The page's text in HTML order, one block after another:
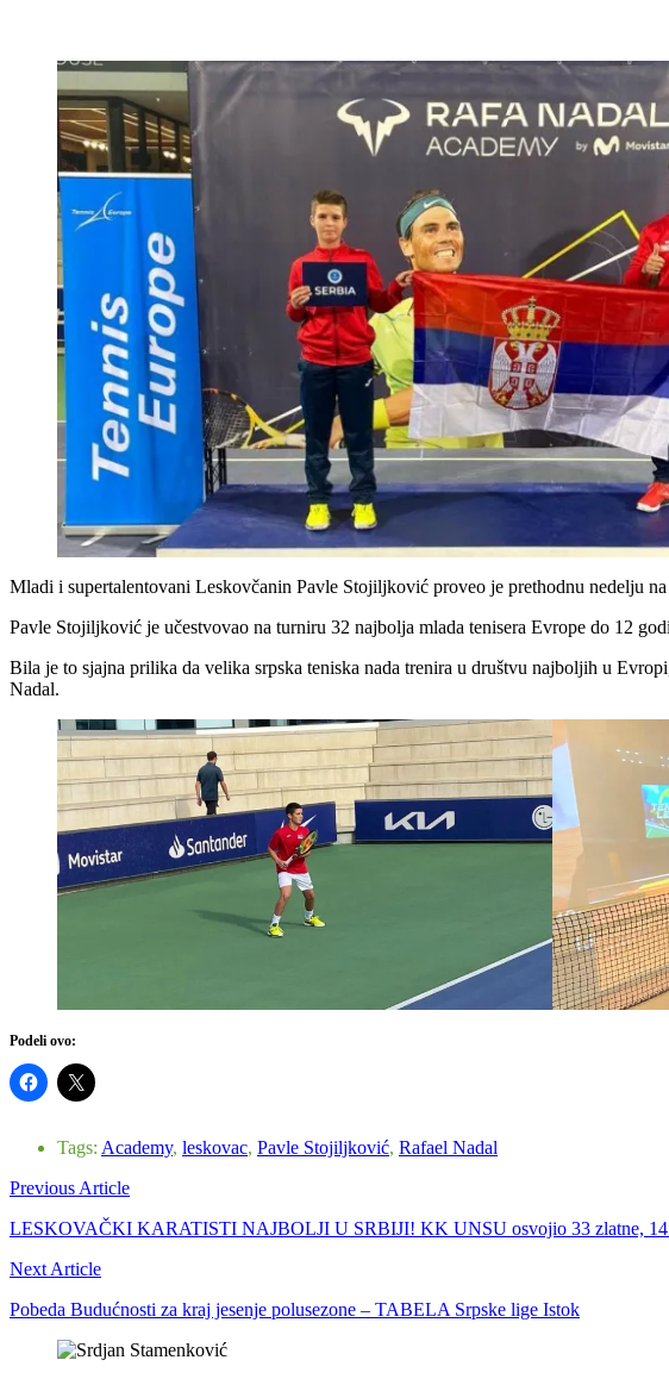
Mladi i supertalentovani Leskovčanin Pavle Stojiljković proveo je prethodnu nedelju
Pavle Stojiljković je učestvovao na turniru 32 najbolja mlada tenisera Evrope do 12
Bila je to sjajna prilika da velika srpska teniska nada trenira u društvu najboljih u
Nadal.
Podeli ovo:
Tags: Academy, leskovac, Pavle Stojiljković, Rafael Nadal
Previous Article
LESKOVAČKI KARATISTI NAJBOLJI U SRBIJI! KK UNSU osvojio 33 zlatne, 14
Next Article
Pobeda Budućnosti za kraj jesenje polusezone – TABELA Srpske lige Istok